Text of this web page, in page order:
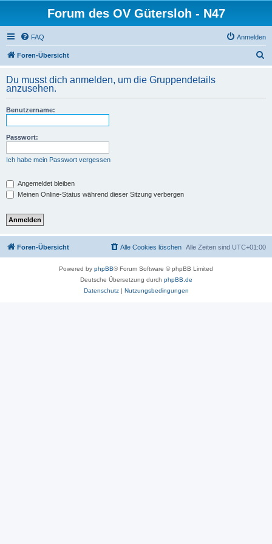
Forum des OV Gütersloh - N47
FAQ Anmelden
Foren-Übersicht
h
Du musst dich anmelden, um die Gruppendetails
anzusehen.
Benutzername:
Passwort:
Ich habe mein Passwort vergessen
Angemeldet bleiben
Meinen Online-Status während dieser Sitzung verbergen
Foren-Übersicht Alle Zeiten sind UTC+01:00
Alle Cookies löschen
Powered by phpBB® Forum Software © phpBB Limited
Deutsche Übersetzung durch phpBB.de
Datenschutz| Nutzungsbedingungen